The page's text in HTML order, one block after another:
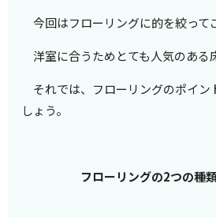
今回はフローリングに的を絞って
洋室に合うためとても人気のある
それでは、フローリングのポイン
しょう。
フローリングの2つの種